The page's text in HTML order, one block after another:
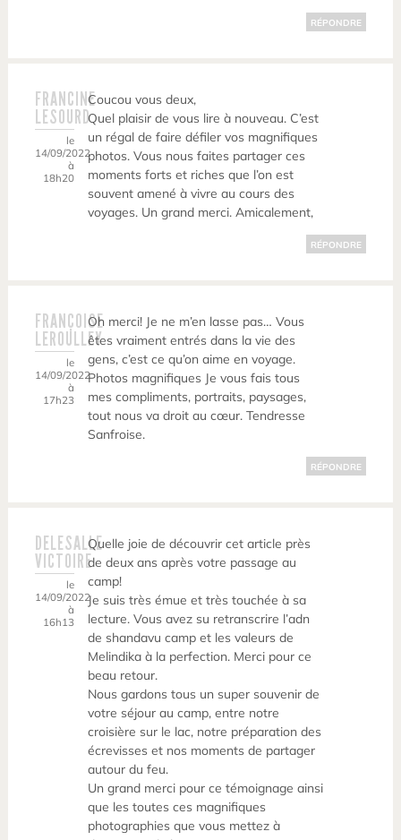
RÉPONDRE
FRANCINE
LESOURD
le
14/09/2022
à
18h20
Coucou vous deux,
Quel plaisir de vous lire à nouveau. C’est
un régal de faire défiler vos magnifiques
photos. Vous nous faites partager ces
moments forts et riches que l’on est
souvent amené à vivre au cours des
voyages. Un grand merci. Amicalement,
RÉPONDRE
FRANÇOISE
LEROULLEY
le
14/09/2022
à
17h23
Oh merci! Je ne m’en lasse pas… Vous
êtes vraiment entrés dans la vie des
gens, c’est ce qu’on aime en voyage.
Photos magnifiques Je vous fais tous
mes compliments, portraits, paysages,
tout nous va droit au cœur. Tendresse
Sanfroise.
RÉPONDRE
DELESALLE
VICTOIRE
le
14/09/2022
à
16h13
Quelle joie de découvrir cet article près
de deux ans après votre passage au
camp!
Je suis très émue et très touchée à sa
lecture. Vous avez su retranscrire l’adn
de shandavu camp et les valeurs de
Melindika à la perfection. Merci pour ce
beau retour.
Nous gardons tous un super souvenir de
votre séjour au camp, entre notre
croisière sur le lac, notre préparation des
écrevisses et nos moments de partager
autour du feu.
Un grand merci pour ce témoignage ainsi
que les toutes ces magnifiques
photographies que vous mettez à